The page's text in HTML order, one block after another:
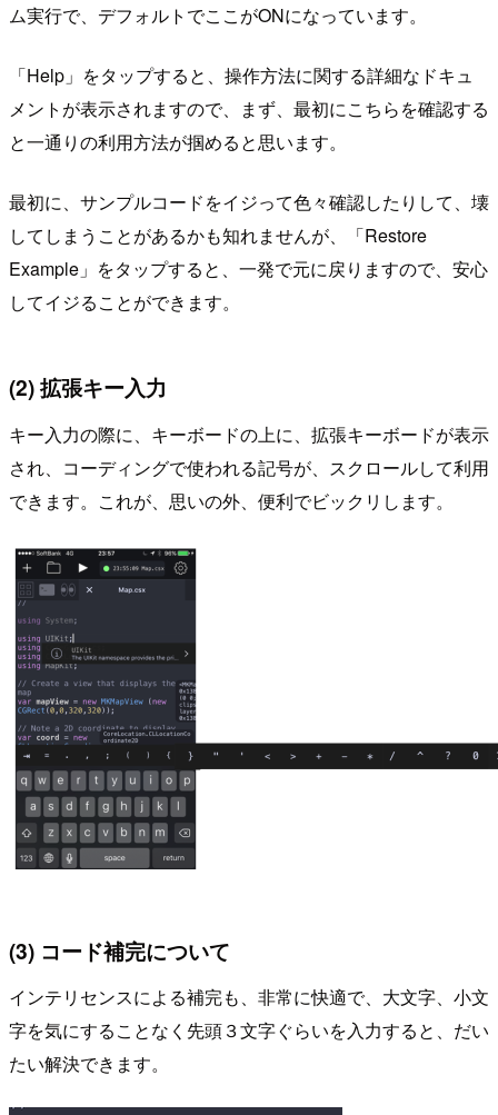
ム実行で、デフォルトでここがONになっています。
「Help」をタップすると、操作方法に関する詳細なドキュ
メントが表示されますので、まず、最初にこちらを確認する
と一通りの利用方法が掴めると思います。
最初に、サンプルコードをイジって色々確認したりして、壊
してしまうことがあるかも知れませんが、「Restore
Example」をタップすると、一発で元に戻りますので、安心
してイジることができます。
(2) 拡張キー入力
キー入力の際に、キーボードの上に、拡張キーボードが表示
され、コーディングで使われる記号が、スクロールして利用
できます。これが、思いの外、便利でビックリします。
(3) コード補完について
インテリセンスによる補完も、非常に快適で、大文字、小文
字を気にすることなく先頭３文字ぐらいを入力すると、だい
たい解決できます。